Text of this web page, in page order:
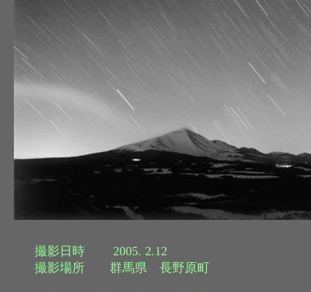
撮影日時 2005. 2.12
撮影場所 群馬県 長野原町